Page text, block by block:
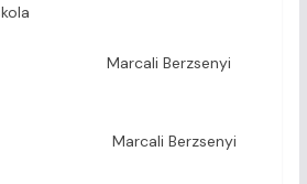
Marcali Berzsenyi
Marcali Berzsenyi